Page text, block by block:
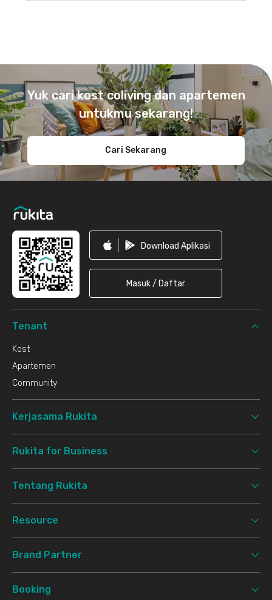
Yuk cari kost coliving dan apartemen
untukmu sekarang!
Cari Sekarang
Download Aplikasi
Masuk / Daftar
Tenant
Kost
Apartemen
Community
Kerjasama Rukita
Rukita for Business
Tentang Rukita
Resource
Brand Partner
Booking